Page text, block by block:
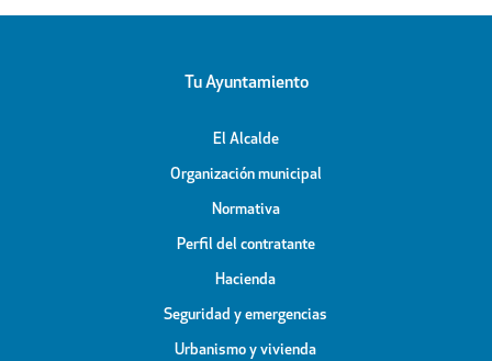
Tu Ayuntamiento
El Alcalde
Organización municipal
Normativa
Perfil del contratante
Hacienda
Seguridad y emergencias
Urbanismo y vivienda